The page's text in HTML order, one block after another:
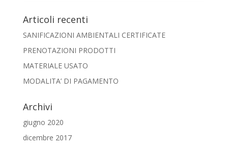
Articoli recenti
SANIFICAZIONI AMBIENTALI CERTIFICATE
PRENOTAZIONI PRODOTTI
MATERIALE USATO
MODALITA’ DI PAGAMENTO
Archivi
giugno 2020
dicembre 2017